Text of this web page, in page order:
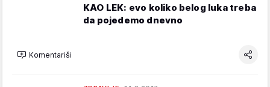
KAO LEK: evo koliko belog luka treba
da pojedemo dnevno
Komentariši